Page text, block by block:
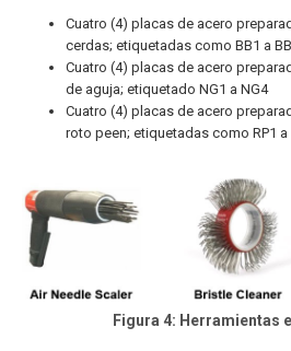
Cuatro (4) placas de acero
cerdas; etiquetadas como BB1 a
Cuatro (4) placas de acero
de aguja; etiquetado NG1 a NG4
Cuatro (4) placas de acero
roto peen; etiquetadas como RP1 a
Figura 4: Herramientas